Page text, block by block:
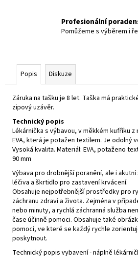
Profesionální
Pomůžeme s výběrem i
Popis Diskuze
Záruka na tašku je 8 let. Taška má
zipový uzávěr.
Technický popis
Lékárnička s výbavou, v měkkém kufříku
EVA, která je potažen textilem. Je odolný
Vysoká kvalita. Materiál: EVA, potaženo
90 mm
Výbava pro drobnější poranění, ale i
léčiva a škrtidlo pro zastavení krvácení.
Obsahuje nejpotřebnější prostředky pro
záchranu zdraví a života. Zejména v
nebo minuty, a rychlá záchranná služba
čase účinně pomoci. Obsahuje také
pomoci, ve které se každý rychle
poskytnout.
Technický popis vybavení - náplně